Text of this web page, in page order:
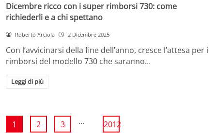
Dicembre ricco con i super rimborsi 730: come
richiederli e a chi spettano
Roberto Arciola 2 Dicembre 2025
Con l’avvicinarsi della fine dell’anno, cresce l’attesa per i
rimborsi del modello 730 che saranno…
Leggi di più
1 2 3 ... 2012